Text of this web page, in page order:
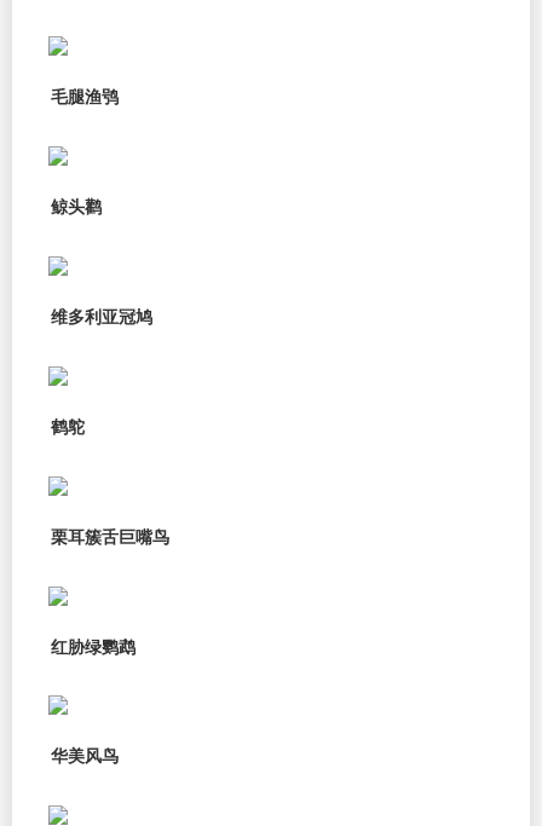
毛腿渔鸮
鲸头鹳
维多利亚冠鸠
鹤鸵
栗耳簇舌巨嘴鸟
红胁绿鹦鹉
华美风鸟